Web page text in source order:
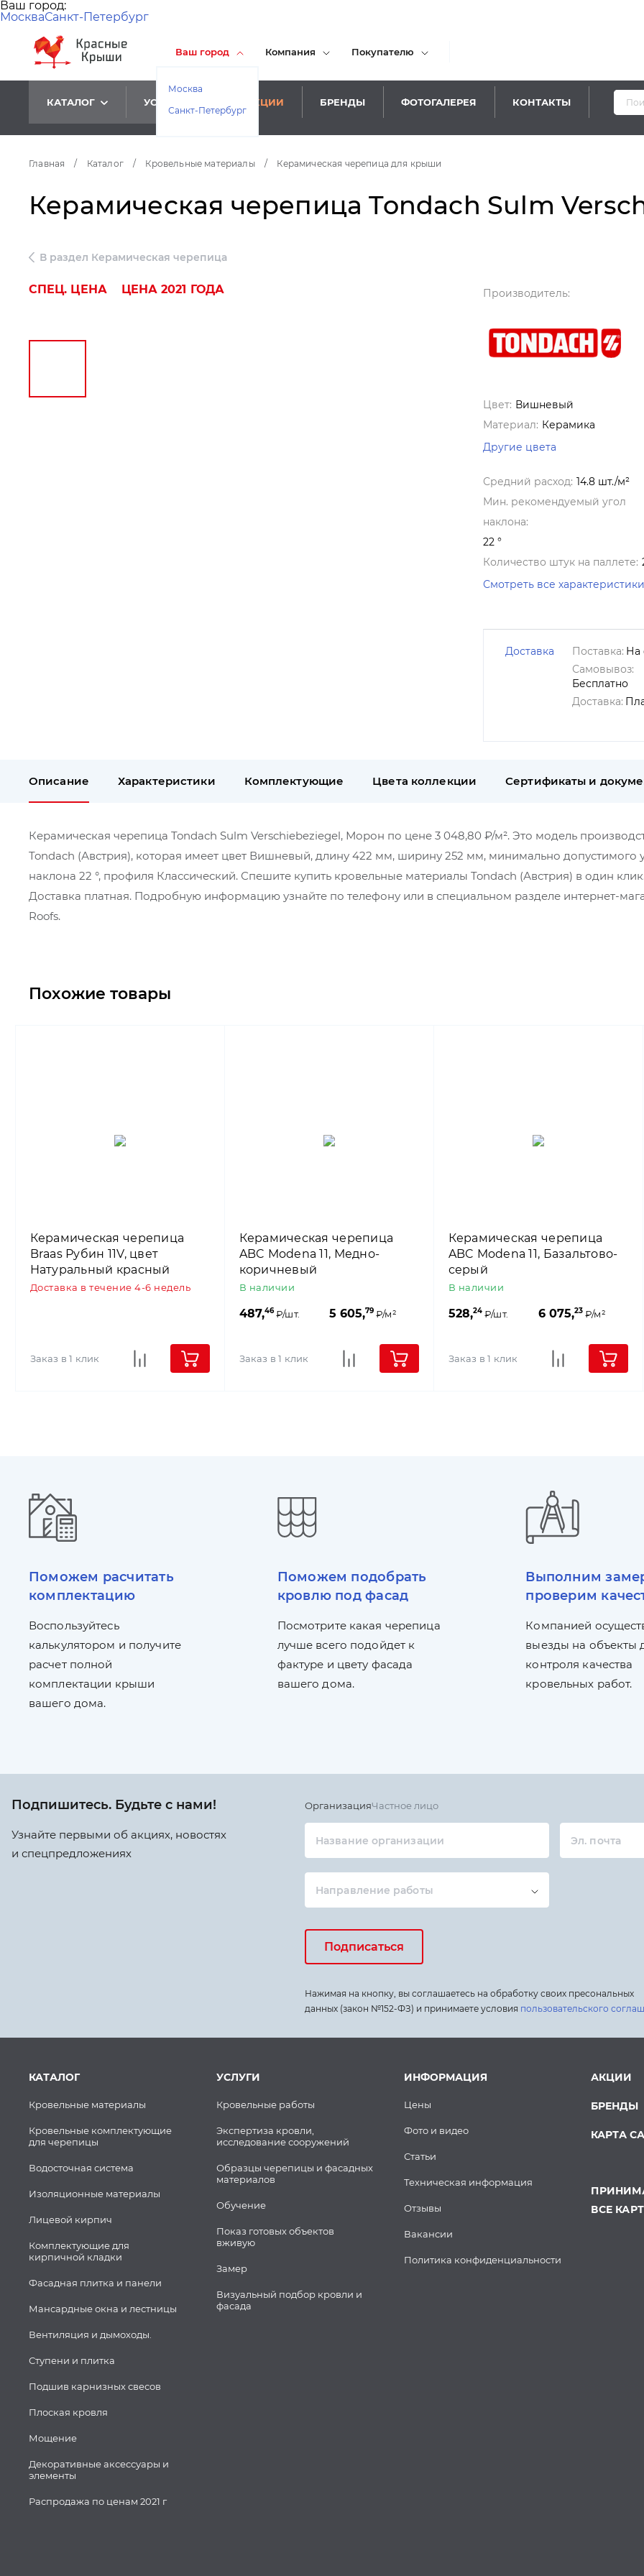
Ваш город:
МоскваСанкт-Петербург
Ваш город
Москва
Санкт-Петербург
Компания Покупателю
КАТАЛОГ УСЛУГИ АКЦИИ БРЕНДЫ ФОТОГАЛЕРЕЯ КОНТАКТЫ
Главная / Каталог / Кровельные материалы / Керамическая черепица для крыши
Керамическая черепица Tondach Sulm
В раздел Керамическая черепица
СПЕЦ. ЦЕНА ЦЕНА 2021 ГОДА Производитель:
Цвет: Вишневый
Материал: Керамика
Другие цвета
Средний расход: 14.8 шт./м²
Мин. рекомендуемый угол
наклона:
22 °
Количество штук на паллете:
Смотреть все характеристики
Доставка Поставка: На
Самовывоз:
Бесплатно
Доставка:
Описание Характеристики Комплектующие Цвета коллекции Сертификаты и
Керамическая черепица Tondach Sulm Verschiebeziegel, Морон по цене 3 048,80 ₽/м². Это модель
Tondach (Австрия), которая имеет цвет Вишневый, длину 422 мм, ширину 252 мм, минимально допустимого
наклона 22 °, профиля Классический. Спешите купить кровельные материалы Tondach (Австрия) в один
Доставка платная. Подробную информацию узнайте по телефону или в специальном разделе интернет-
Roofs.
Похожие товары
Керамическая черепица
Braas Рубин 11V, цвет
Натуральный красный
Доставка в течение 4-6 недель
Заказ в 1 клик
Керамическая черепица
ABC Modena 11, Медно-
коричневый
В наличии
487,46₽/шт. 5 605,79₽/м²
Заказ в 1 клик
Керамическая черепица
ABC Modena 11, Базальтово-
серый
В наличии
528,24₽/шт. 6 075,23₽/м²
Заказ в 1 клик
Поможем расчитать
комплектацию
Воспользуйтесь
калькулятором и получите
расчет полной
комплектации крыши
вашего дома.
Поможем подобрать
кровлю под фасад
Посмотрите какая черепица
лучше всего подойдет к
фактуре и цвету фасада
вашего дома.
Выполним
проверим
Компанией
выезды на объекты
контроля качества
кровельных работ.
Подпишитесь. Будьте с нами!
Узнайте первыми об акциях, новостях
и спецпредложениях
ОрганизацияЧастное лицо
Название организации Эл. почта
Направление работы
Подписаться
Нажимая на кнопку, вы соглашаетесь на обработку своих пресональных
данных (закон №152-ФЗ) и принимаете условия пользовательского
КАТАЛОГ
Кровельные материалы
Кровельные комплектующие
для черепицы
Водосточная система
Изоляционные материалы
Лицевой кирпич
Комплектующие для
кирпичной кладки
Фасадная плитка и панели
Мансардные окна и лестницы
Вентиляция и дымоходы.
Ступени и плитка
Подшив карнизных свесов
Плоская кровля
Мощение
Декоративные аксессуары и
элементы
Распродажа по ценам 2021 г
УСЛУГИ
Кровельные работы
Экспертиза кровли,
исследование сооружений
Образцы черепицы и фасадных
материалов
Обучение
Показ готовых объектов
вживую
Замер
Визуальный подбор кровли и
фасада
ИНФОРМАЦИЯ
Цены
Фото и видео
Статьи
Техническая информация
Отзывы
Вакансии
Политика конфиденциальности
АКЦИИ
БРЕНДЫ
КАРТА
ВСЕ